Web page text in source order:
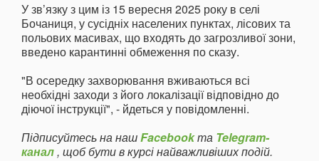
У зв’язку з цим із 15 вересня 2025 року в селі
Бочаниця, у сусідніх населених пунктах, лісових та
польових масивах, що входять до загрозливої зони,
введено карантинні обмеження по сказу.
"В осередку захворювання вживаються всі
необхідні заходи з його локалізації відповідно до
діючої інструкції", - йдеться у повідомленні.
Підписуйтесь на нашFacebookта Telegram-
канал, щоб бути в курсі найважливіших подій.